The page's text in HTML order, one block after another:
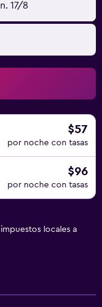
17/8
$57
por noche con tasas
$96
por noche con tasas
locales a